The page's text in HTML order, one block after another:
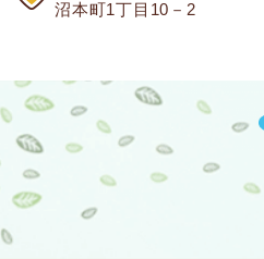
沼本町1丁目10－2